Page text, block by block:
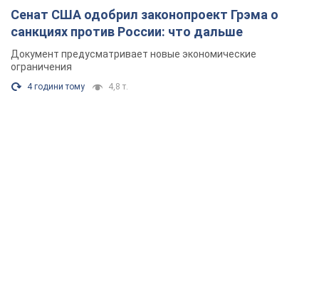
Сенат США одобрил законопроект Грэма о
санкциях против России: что дальше
Документ предусматривает новые экономические
ограничения
4 години тому 4,8 т.